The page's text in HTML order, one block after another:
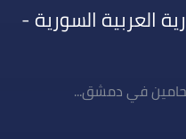
العربية السورية -
في دمشق...